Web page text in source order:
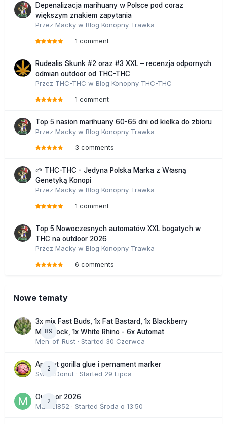
Depenalizacja marihuany w Polsce pod coraz
większym znakiem zapytania
Przez Macky w Blog Konopny Trawka
1 comment
Rudealis Skunk #2 oraz #3 XXL – recenzja odpornych
odmian outdoor od THC-THC
Przez THC-THC w Blog Konopny THC-THC
1 comment
Top 5 nasion marihuany 60-65 dni od kiełka do zbioru
Przez Macky w Blog Konopny Trawka
3 comments
🌱 THC-THC - Jedyna Polska Marka z Własną
Genetyką Konopi
Przez Macky w Blog Konopny Trawka
1 comment
Top 5 Nowoczesnych automatów XXL bogatych w
THC na outdoor 2026
Przez Macky w Blog Konopny Trawka
6 comments
Nowe tematy
89
3x mix Fast Buds, 1x Fat Bastard, 1x Blackberry
Moonrock, 1x White Rhino - 6x Automat
Men_of_Rust · Started 30 Czerwca
2
Apricot gorilla glue i pernament marker
SweetDonut · Started 29 Lipca
2
Outdoor 2026
Marcel852 · Started Środa o 13:50